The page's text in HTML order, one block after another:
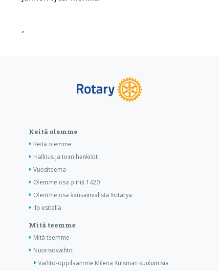
,
Keitä olemme
Keitä olemme
Hallitus ja toimihenkilöt
Vuositeema
Olemme osa piiriä 1420
Olemme osa kansainvälistä Rotarya
Ilo esitellä
Mitä teemme
Mitä teemme
Nuorisovaihto
Vaihto-oppilaamme Milena Kuisman kuulumisia